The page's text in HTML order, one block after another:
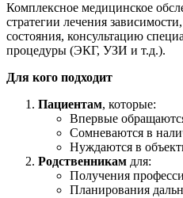
Комплексное медицинское
стратегии лечения
состояния, консультацию
процедуры (ЭКГ, УЗИ и т.д.).
Для кого подходит
Пациентам, которые:
Впервые
Сомневаются в
Нуждаются в
Родственникам для:
Получения
Планирования